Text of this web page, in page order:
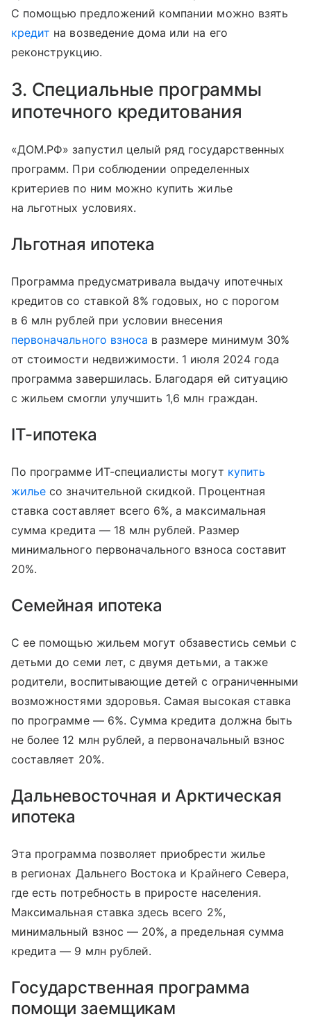
С помощью предложений компании можно взять
кредит на возведение дома или на его
реконструкцию.
3. Специальные программы
ипотечного кредитования
«ДОМ.РФ» запустил целый ряд государственных
программ. При соблюдении определенных
критериев по ним можно купить жилье
на льготных условиях.
Льготная ипотека
Программа предусматривала выдачу ипотечных
кредитов со ставкой 8% годовых, но с порогом
в 6 млн рублей при условии внесения
первоначального взноса в размере минимум 30%
от стоимости недвижимости. 1 июля 2024 года
программа завершилась. Благодаря ей ситуацию
с жильем смогли улучшить 1,6 млн граждан.
IT-ипотека
По программе ИТ-специалисты могут купить
жилье со значительной скидкой. Процентная
ставка составляет всего 6%, а максимальная
сумма кредита — 18 млн рублей. Размер
минимального первоначального взноса составит
20%.
Семейная ипотека
С ее помощью жильем могут обзавестись семьи с
детьми до семи лет, с двумя детьми, а также
родители, воспитывающие детей с ограниченными
возможностями здоровья. Самая высокая ставка
по программе — 6%. Сумма кредита должна быть
не более 12 млн рублей, а первоначальный взнос
составляет 20%.
Дальневосточная и Арктическая
ипотека
Эта программа позволяет приобрести жилье
в регионах Дальнего Востока и Крайнего Севера,
где есть потребность в приросте населения.
Максимальная ставка здесь всего 2%,
минимальный взнос — 20%, а предельная сумма
кредита — 9 млн рублей.
Государственная программа
помощи заемщикам